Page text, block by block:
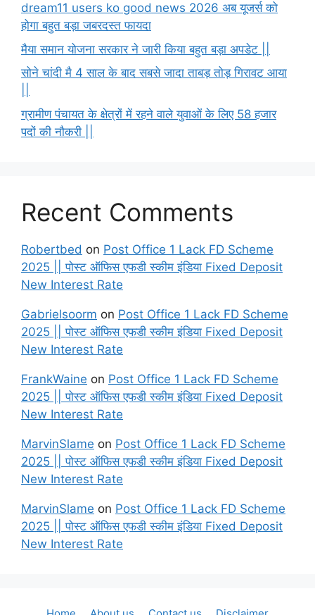
dream11 users ko good news 2026 अब यूजर्स को
होगा बहुत बड़ा जबरदस्त फायदा
मैया समान योजना सरकार ने जारी किया बहुत बड़ा अपडेट ||
सोने चांदी मै 4 साल के बाद सबसे जादा ताबड़ तोड़ गिरावट आया
ग्रामीण पंचायत के क्षेत्रों में रहने वाले युवाओं के लिए 58 हजार
पदों की नौकरी ||
Recent Comments
Robertbed on Post Office 1 Lack FD Scheme
2025 || पोस्ट ऑफिस एफडी स्कीम इंडिया Fixed Deposit
New Interest Rate
Gabrielsoorm on Post Office 1 Lack FD Scheme
2025 || पोस्ट ऑफिस एफडी स्कीम इंडिया Fixed Deposit
New Interest Rate
FrankWaine on Post Office 1 Lack FD Scheme
2025 || पोस्ट ऑफिस एफडी स्कीम इंडिया Fixed Deposit
New Interest Rate
MarvinSlame on Post Office 1 Lack FD Scheme
2025 || पोस्ट ऑफिस एफडी स्कीम इंडिया Fixed Deposit
New Interest Rate
MarvinSlame on Post Office 1 Lack FD Scheme
2025 || पोस्ट ऑफिस एफडी स्कीम इंडिया Fixed Deposit
New Interest Rate